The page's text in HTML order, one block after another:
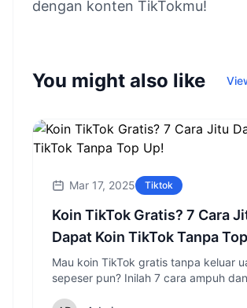
dengan konten TikTokmu!
You might also like
Mar 17, 2025 Tiktok
Koin TikTok Gratis? 7 Cara
Dapat Koin TikTok Tanpa
Mau koin TikTok gratis tanpa keluar
sepeser pun? Inilah 7 cara ampuh